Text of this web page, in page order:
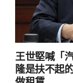
王世堅喊「
隆是扶不起